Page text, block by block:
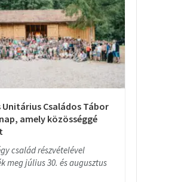
Unitárius Családos Tábor
amely közösséggé
család részvételével
meg július 30. és augusztus